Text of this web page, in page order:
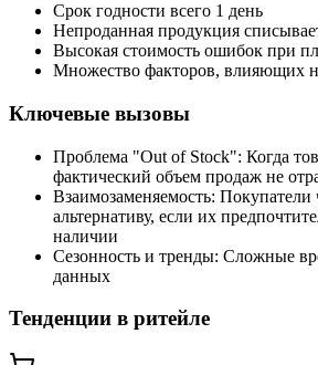
Срок годности всего 1 день
Непроданная продукция
Высокая стоимость ошибок при
Множество факторов, влияющих
Ключевые вызовы
Проблема "Out of Stock": Когда
фактический объем продаж не
Взаимозаменяемость: Покупатели
альтернативу, если их
наличии
Сезонность и тренды: Сложные
данных
Тенденции в ритейле